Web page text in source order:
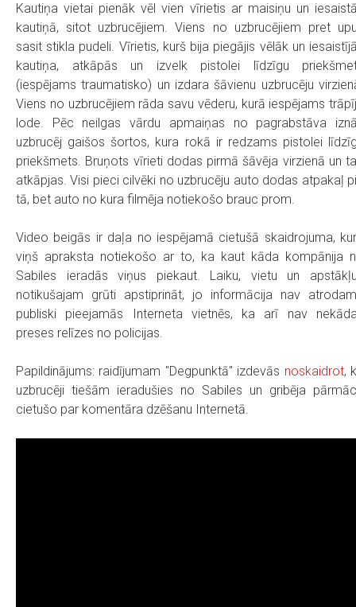
Kautiņa vietai pienāk vēl vien vīrietis ar maisiņu un
kautiņā, sitot uzbrucējiem. Viens no uzbrucējiem pret
sasit stikla pudeli. Vīrietis, kurš bija piegājis vēlāk un
kautiņa, atkāpās un izvelk pistolei līdzīgu
(iespējams traumatisko) un izdara šāvienu uzbrucēju
Viens no uzbrucējiem rāda savu vēderu, kurā iespējams
lode. Pēc neilgas vārdu apmaiņas no pagrabstāva
uzbrucēj gaišos šortos, kura rokā ir redzams pistolei
priekšmets. Bruņots vīrieti dodas pirmā šāvēja virzienā un
atkāpjas. Visi pieci cilvēki no uzbrucēju auto dodas atpakaļ
tā, bet auto no kura filmēja notiekošo brauc prom.
Video beigās ir daļa no iespējamā cietušā skaidrojuma,
viņš apraksta notiekošo ar to, ka kaut kāda kompānija
Sabiles ieradās viņus piekaut. Laiku, vietu un
notikušajam grūti apstiprināt, jo informācija nav
publiski pieejamās Interneta vietnēs, ka arī nav
preses relīzes no policijas.
Papildinājums: raidījumam "Degpunktā" izdevās noskaidrot,
uzbrucēji tiešām ieradušies no Sabiles un gribēja
cietušo par komentāra dzēšanu Internetā.